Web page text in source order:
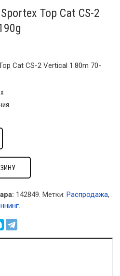
Top Cat CS-2
Cat CS-2 Vertical 1.80m 70-
142849. Метки: Распродажа,
.